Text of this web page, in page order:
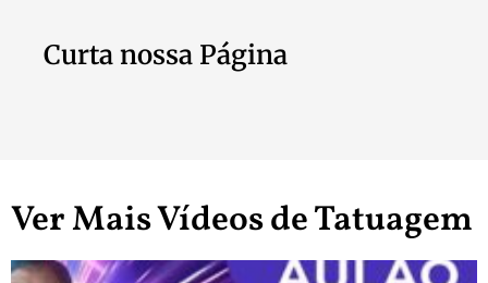
Curta nossa Página
Ver Mais Vídeos de Tatuagem